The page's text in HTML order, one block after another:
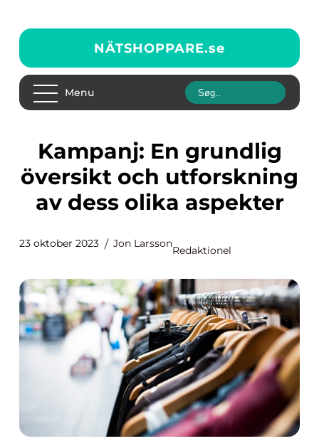
NÄTSHOPPARE.se
Menu
Kampanj: En grundlig
översikt och utforskning
av dess olika aspekter
23 oktober 2023 Jon Larsson
Redaktionel